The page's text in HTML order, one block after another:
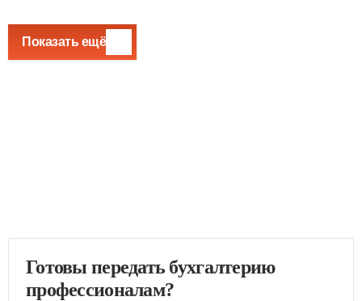
Показать ещё
Готовы передать бухгалтерию
профессионалам?